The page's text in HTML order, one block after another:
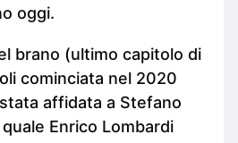
oggi.
brano (ultimo capitolo di
cominciata nel 2020
affidata a Stefano
Enrico Lombardi